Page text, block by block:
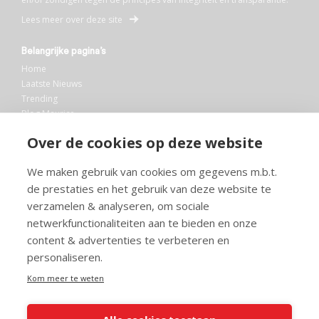
Over de cookies op deze website
We maken gebruik van cookies om gegevens m.b.t.
de prestaties en het gebruik van deze website te
verzamelen & analyseren, om sociale
netwerkfunctionaliteiten aan te bieden en onze
content & advertenties te verbeteren en
personaliseren.
Kom meer te weten
Lees meer over deze site
Belangrijke pagina’s
Home
Laatste Nieuws
Trending
Blog Maurice
Bibliotheek
Info en service
FAQ
Doneren
Privacy
Voorwaarden
Meedoen